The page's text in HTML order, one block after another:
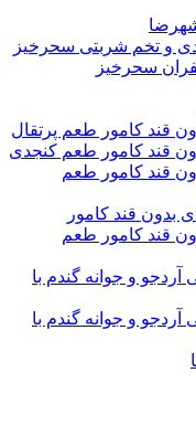
و تخم شربتی سحرخیز
سحرخیز
قند کامور طعم پرتقال
قند کامور طعم کنجدی
قند کامور طعم
بدون قند کامور
قند کامور طعم
و جوانه گندم با
و جوانه گندم با